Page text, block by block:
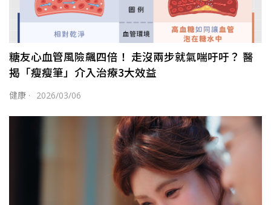
糖友心血管風險飆四倍！ 走沒兩步就氣喘吁吁？ 醫
揭「瘦瘦筆」介入治療3大效益
健康 · 2026/03/06